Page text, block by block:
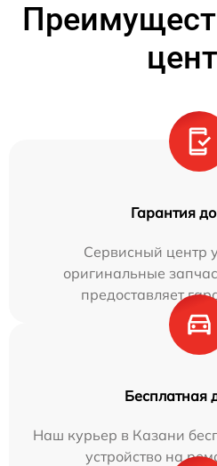
Гарантия
Сервисный центр
оригинальные
предоставляет
Бесплатная
Наш курьер в Казани
устройство на